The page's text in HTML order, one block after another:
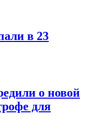
в 23
о новой
для